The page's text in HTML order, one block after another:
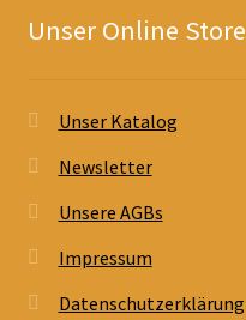
Unser Online Store
Unser Katalog
Newsletter
Unsere AGBs
Impressum
Datenschutzerklärung